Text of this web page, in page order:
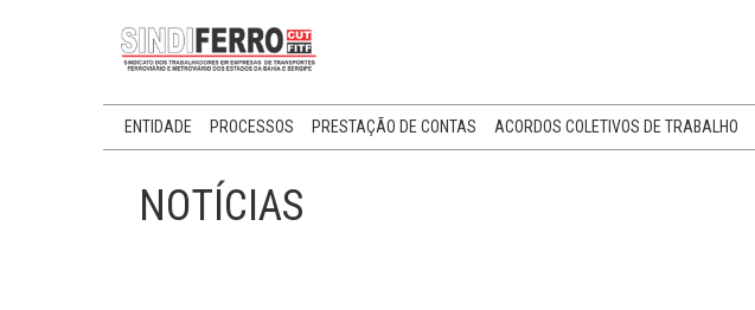
ENTIDADE PROCESSOS PRESTAÇÃO DE CONTAS ACORDOS COLETIVOS DE TRABALHO
NOTÍCIAS